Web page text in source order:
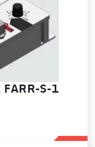
FARR-S-1